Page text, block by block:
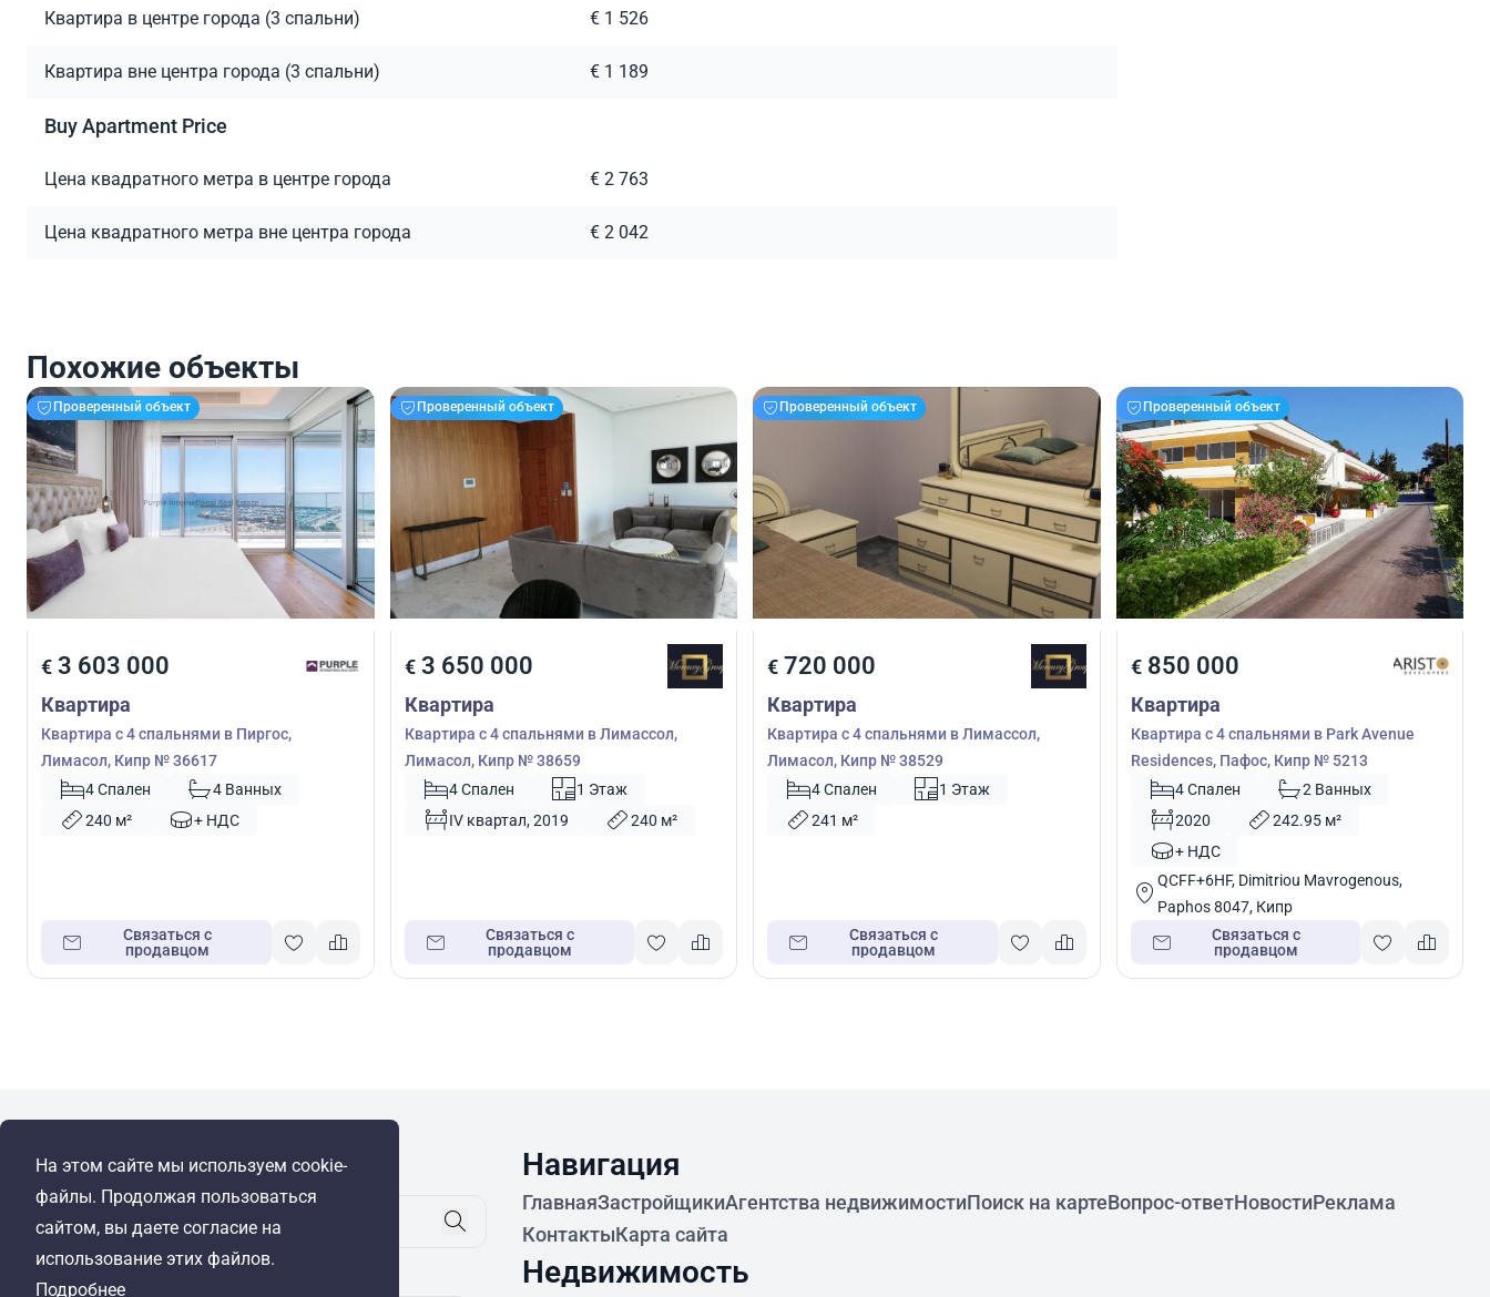
Квартира в центре города (3 спальни) € 1 526
Квартира вне центра города (3 спальни) € 1 189
Buy Apartment Price
Цена квадратного метра в центре города € 2 763
Цена квадратного метра вне центра города € 2 042
Похожие объекты
Проверенный объект
€ 3 603 000
Квартира
Квартира с 4 спальнями в Пиргос,
Лимасол, Кипр № 36617
4 Спален
4 Ванных
240 м²
+ НДС
Связаться с
продавцом
Проверенный объект
€3 650 000
Квартира
Квартира с 4 спальнями в Лимассол,
Лимасол, Кипр № 38659
4 Спален
1 Этаж
IV квартал, 2019
240 м²
Связаться с
продавцом
Проверенный объект
€ 720 000
Квартира
Квартира с 4 спальнями в Лимассол,
Лимасол, Кипр № 38529
4 Спален
1 Этаж
241 м²
Связаться с
продавцом
Проверенный объект
€850 000
Квартира
Квартира с 4 спальнями в Park Avenue
Residences, Пафос, Кипр № 5213
4 Спален
2 Ванных
2020
242.95 м²
+ НДС
QCFF+6HF, Dimitriou Mavrogenous,
Paphos 8047, Кипр
Связаться с
продавцом
На этом сайте мы используем cookie-
файлы. Продолжая пользоваться
сайтом, вы даете согласие на
использование этих файлов.
Подробнее
© Cyprus Realestate 2026. Все права защищены!
Будьте в курсе
Навигация
ГлавнаяЗастройщикиАгентства недвижимостиПоиск на картеВопрос-ответНовостиРеклама
КонтактыКарта сайта
Недвижимость